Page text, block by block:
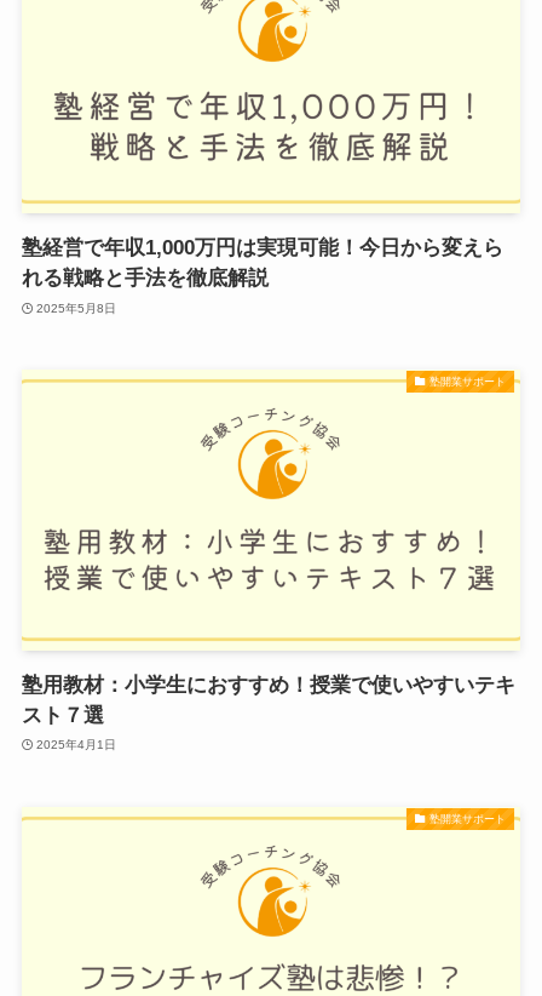
塾経営で年収1,000万円は実現可能！今日から変えら
れる戦略と手法を徹底解説
2025年5月8日
塾開業サポート
塾用教材：小学生におすすめ！授業で使いやすいテキ
スト７選
2025年4月1日
塾開業サポート